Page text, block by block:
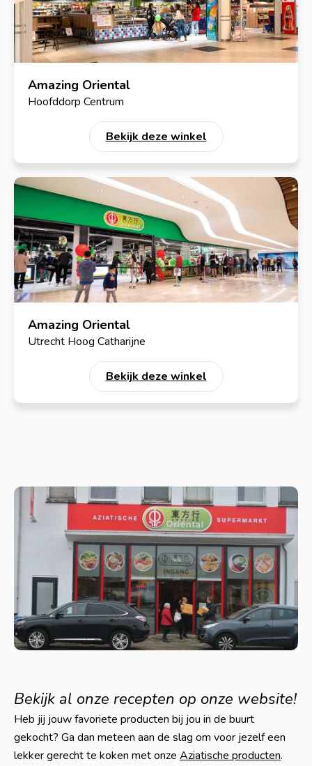
Amazing Oriental
Hoofddorp Centrum
Bekijk deze winkel
Amazing Oriental
Utrecht Hoog Catharijne
Bekijk deze winkel
Bekijk al onze recepten op onze website!
Heb jij jouw favoriete producten bij jou in de buurt
gekocht? Ga dan meteen aan de slag om voor jezelf een
lekker gerecht te koken met onze Aziatische producten.